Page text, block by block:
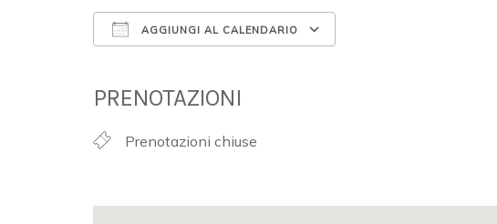
AGGIUNGI AL CALENDARIO
PRENOTAZIONI
Prenotazioni chiuse